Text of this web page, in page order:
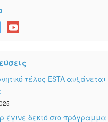
τέλος ESTA
έγινε δεκτό στο